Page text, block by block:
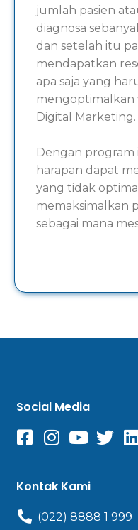
jumlah pasien
diagnosa
dan setelah itu
mendapatkan
apa saja yang
mengoptimalkan
Digital Marketing.
Dengan program
harapan dapat
yang tidak
memaksimalkan
sebagai mana
Social Media
Kontak Kami
(022) 8888 1 999